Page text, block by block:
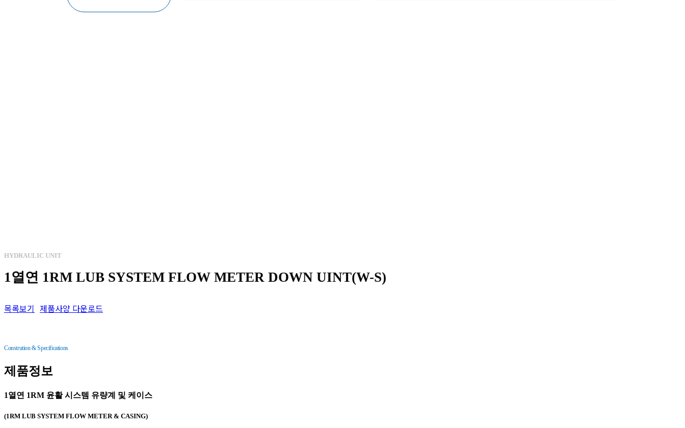
HYDRAULIC UNIT
1열연 1RM LUB SYSTEM FLOW METER DOWN UINT(W-S)
목록보기 제품사양 다운로드
Constrution & Specifications
제품정보
1열연 1RM 윤활 시스템 유량계 및 케이스
(1RM LUB SYSTEM FLOW METER & CASING)